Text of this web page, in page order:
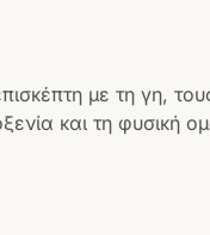
με τη γη,
και τη φυσική